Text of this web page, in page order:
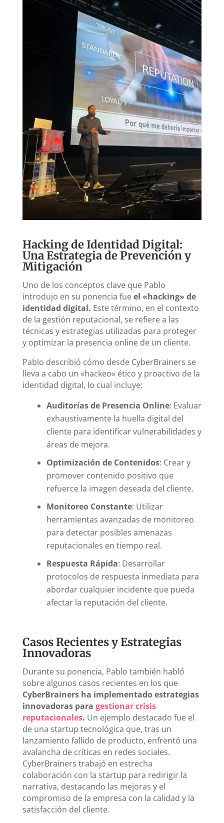
Hacking de Identidad Digital:
Una Estrategia de Prevención y
Mitigación
Uno de los conceptos clave que Pablo
introdujo en su ponencia fueel «hacking» de
identidad digital. Este término, en el contexto
de la gestión reputacional, se refiere a las
técnicas y estrategias utilizadas para proteger
y optimizar la presencia online de un cliente.
Pablo describió cómo desde CyberBrainers se
lleva a cabo un «hackeo» ético y proactivo de la
identidad digital, lo cual incluye:
Auditorías de Presencia Online: Evaluar
exhaustivamente la huella digital del
cliente para identificar vulnerabilidades y
áreas de mejora.
Optimización de Contenidos: Crear y
promover contenido positivo que
refuerce la imagen deseada del cliente.
Monitoreo Constante: Utilizar
herramientas avanzadas de monitoreo
para detectar posibles amenazas
reputacionales en tiempo real.
Respuesta Rápida: Desarrollar
protocolos de respuesta inmediata para
abordar cualquier incidente que pueda
afectar la reputación del cliente.
Casos Recientes y Estrategias
Innovadoras
Durante su ponencia, Pablo también habló
sobre algunos casos recientes en los que
CyberBrainers ha implementado estrategias
innovadoras para gestionar crisis
reputacionales. Un ejemplo destacado fue el
de una startup tecnológica que, tras un
lanzamiento fallido de producto, enfrentó una
avalancha de críticas en redes sociales.
CyberBrainers trabajó en estrecha
colaboración con la startup para redirigir la
narrativa, destacando las mejoras y el
compromiso de la empresa con la calidad y la
satisfacción del cliente.